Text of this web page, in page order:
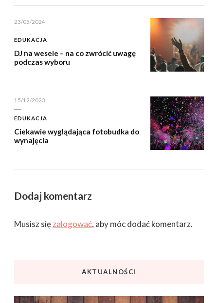
23/05/2024
EDUKACJA
DJ na wesele – na co zwrócić uwagę
podczas wyboru
15/12/2023
EDUKACJA
Ciekawie wyglądająca fotobudka do
wynajęcia
Dodaj komentarz
Musisz sięzalogować, aby móc dodać komentarz.
AKTUALNOŚCI